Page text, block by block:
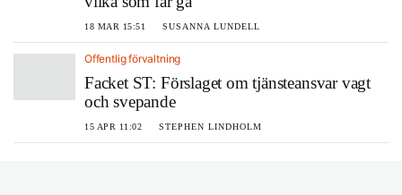
18 MAR 15:51 SUSANNA LUNDELL
Offentlig förvaltning
Facket ST: Förslaget om tjänsteansvar vagt
och svepande
15 APR 11:02 STEPHEN LINDHOLM